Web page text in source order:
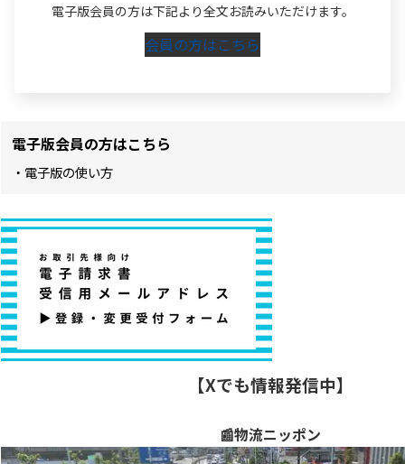
電子版会員の方は下記より全文お読みいただけます。
会員の方はこちら
電子版会員の方はこちら
・電子版の使い方
【Xでも情報発信中】
📰物流ニッポン